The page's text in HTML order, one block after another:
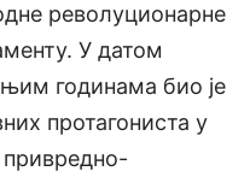
револуционарне
У датом
годинама био је
протагониста у